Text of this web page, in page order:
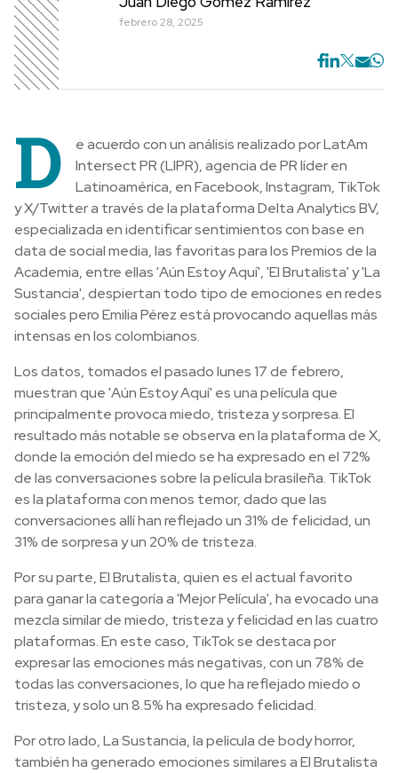
febrero 28, 2025
D
e acuerdo con un análisis realizado por LatAm
Intersect PR (LIPR), agencia de PR líder en
Latinoamérica, en Facebook, Instagram, TikTok
y X/Twitter a través de la plataforma Delta Analytics BV,
especializada en identificar sentimientos con base en
data de social media, las favoritas para los Premios de la
Academia, entre ellas 'Aún Estoy Aquí', 'El Brutalista' y 'La
Sustancia', despiertan todo tipo de emociones en redes
sociales pero Emilia Pérez está provocando aquellas más
intensas en los colombianos.
Los datos, tomados el pasado lunes 17 de febrero,
muestran que 'Aún Estoy Aquí' es una película que
principalmente provoca miedo, tristeza y sorpresa. El
resultado más notable se observa en la plataforma de X,
donde la emoción del miedo se ha expresado en el 72%
de las conversaciones sobre la película brasileña. TikTok
es la plataforma con menos temor, dado que las
conversaciones allí han reflejado un 31% de felicidad, un
31% de sorpresa y un 20% de tristeza.
Por su parte, El Brutalista, quien es el actual favorito
para ganar la categoría a 'Mejor Película', ha evocado una
mezcla similar de miedo, tristeza y felicidad en las cuatro
plataformas. En este caso, TikTok se destaca por
expresar las emociones más negativas, con un 78% de
todas las conversaciones, lo que ha reflejado miedo o
tristeza, y solo un 8.5% ha expresado felicidad.
Por otro lado, La Sustancia, la película de body horror,
también ha generado emociones similares a El Brutalista